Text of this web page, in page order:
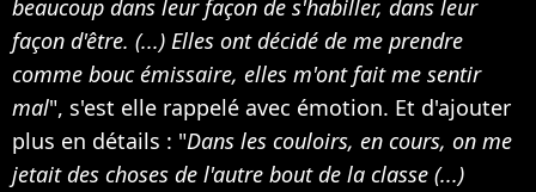
beaucoup dans leur façon de s'habiller, dans leur
façon d'être. (...) Elles ont décidé de me prendre
comme bouc émissaire, elles m'ont fait me sentir
mal", s'est elle rappelé avec émotion. Et d'ajouter
plus en détails : "Dans les couloirs, en cours, on me
jetait des choses de l'autre bout de la classe (...)